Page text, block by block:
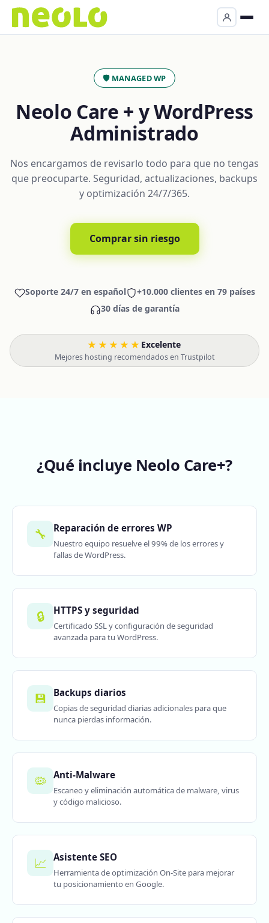
🛡️ MANAGED WP
Neolo Care + y WordPress
Administrado
Nos encargamos de revisarlo todo para que no tengas
que preocuparte. Seguridad, actualizaciones, backups
y optimización 24/7/365.
Comprar sin riesgo
Soporte 24/7 en español
+10.000 clientes en 79 países
30 días de garantía
★★★★★ Excelente·
Mejores hosting recomendados en Trustpilot
¿Qué incluye Neolo Care+?
🔧 Reparación de errores WP
Nuestro equipo resuelve el 99% de los errores y
fallas de WordPress.
🔒 HTTPS y seguridad
Certificado SSL y configuración de seguridad
avanzada para tu WordPress.
💾 Backups diarios
Copias de seguridad diarias adicionales para que
nunca pierdas información.
🦠 Anti-Malware
Escaneo y eliminación automática de malware, virus
y código malicioso.
📈 Asistente SEO
Herramienta de optimización On-Site para mejorar
tu posicionamiento en Google.